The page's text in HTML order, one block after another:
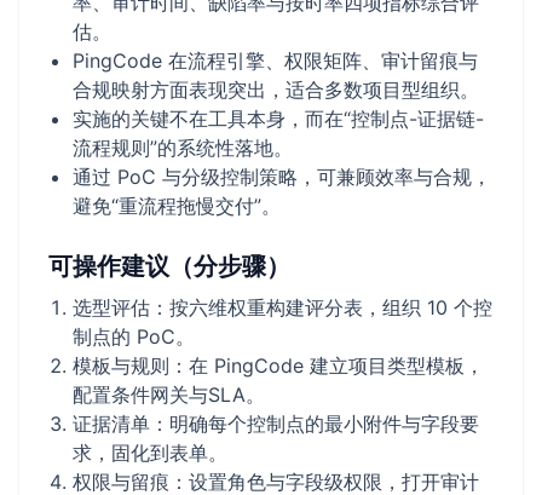
估。
PingCode 在流程引擎、权限矩阵、审计留痕与
合规映射方面表现突出，适合多数项目型组织。
实施的关键不在工具本身，而在“控制点-证据链-
流程规则”的系统性落地。
通过 PoC 与分级控制策略，可兼顾效率与合规，
避免“重流程拖慢交付”。
可操作建议（分步骤）
选型评估：按六维权重构建评分表，组织 10 个控
制点的 PoC。
模板与规则：在 PingCode 建立项目类型模板，
配置条件网关与SLA。
证据清单：明确每个控制点的最小附件与字段要
求，固化到表单。
权限与留痕：设置角色与字段级权限，打开审计